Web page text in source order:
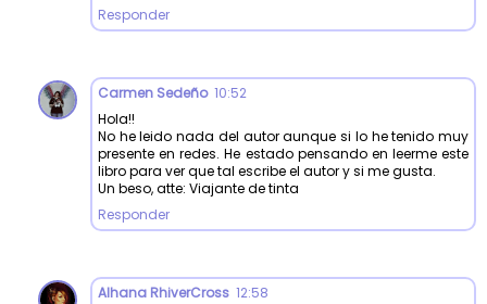
Responder
Carmen Sedeño 10:52
Hola!!
No he leido nada del autor aunque si lo he tenido muy
presente en redes. He estado pensando en leerme este
libro para ver que tal escribe el autor y si me gusta.
Un beso, atte: Viajante de tinta
Responder
Alhana RhiverCross 12:58